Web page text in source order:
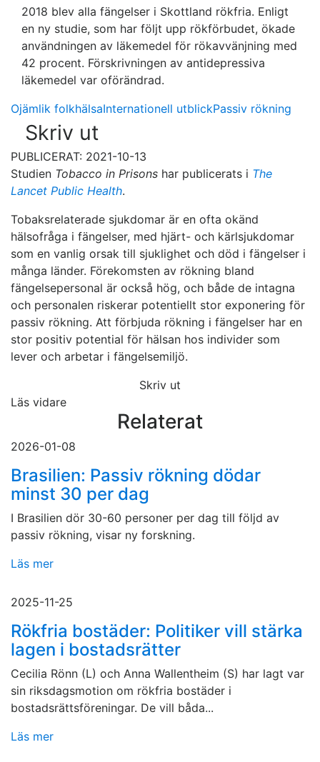
2018 blev alla fängelser i Skottland rökfria. Enligt
en ny studie, som har följt upp rökförbudet, ökade
användningen av läkemedel för rökavvänjning med
42 procent. Förskrivningen av antidepressiva
läkemedel var oförändrad.
Ojämlik folkhälsaInternationell utblickPassiv rökning
Skriv ut
PUBLICERAT: 2021-10-13
Studien Tobacco in Prisons har publicerats i The
Lancet Public Health.
Tobaksrelaterade sjukdomar är en ofta okänd
hälsofråga i fängelser, med hjärt- och kärlsjukdomar
som en vanlig orsak till sjuklighet och död i fängelser i
många länder. Förekomsten av rökning bland
fängelsepersonal är också hög, och både de intagna
och personalen riskerar potentiellt stor exponering för
passiv rökning. Att förbjuda rökning i fängelser har en
stor positiv potential för hälsan hos individer som
lever och arbetar i fängelsemiljö.
Skriv ut
Läs vidare
Relaterat
2026-01-08
Brasilien: Passiv rökning dödar
minst 30 per dag
I Brasilien dör 30-60 personer per dag till följd av
passiv rökning, visar ny forskning.
Läs mer
2025-11-25
Rökfria bostäder: Politiker vill stärka
lagen i bostadsrätter
Cecilia Rönn (L) och Anna Wallentheim (S) har lagt var
sin riksdagsmotion om rökfria bostäder i
bostadsrättsföreningar. De vill båda...
Läs mer